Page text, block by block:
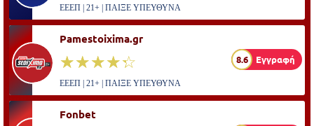
ΕΕΕΠ | 21+ | ΠΑΙΞΕ ΥΠΕΥΘΥΝΑ
Pamestoixima.gr
☆☆☆☆☆
★★★★★ 8.6 Εγγραφή
ΕΕΕΠ | 21+ | ΠΑΙΞΕ ΥΠΕΥΘΥΝΑ
Fonbet